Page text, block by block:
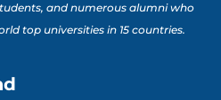
and numerous alumni who
top universities in 15 countries.